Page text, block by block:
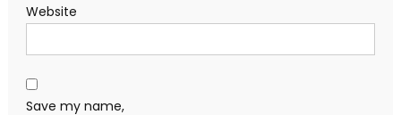
Website
Save my name,